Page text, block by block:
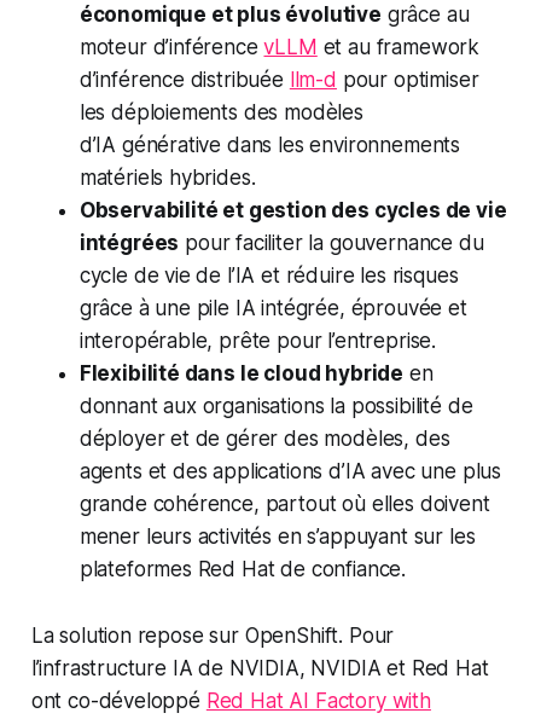
économique et plus évolutive grâce au
moteur d’inférencevLLM et au framework
d’inférence distribuée llm-d pour optimiser
les déploiements des modèles
d’IA générative dans les environnements
matériels hybrides.
Observabilité et gestion des cycles de vie
intégrées pour faciliter la gouvernance du
cycle de vie de l’IA et réduire les risques
grâce à une pile IA intégrée, éprouvée et
interopérable, prête pour l’entreprise.
Flexibilité dans le cloud hybride en
donnant aux organisations la possibilité de
déployer et de gérer des modèles, des
agents et des applications d’IA avec une plus
grande cohérence, partout où elles doivent
mener leurs activités en s’appuyant sur les
plateformes Red Hat de confiance.
La solution repose sur OpenShift. Pour
l’infrastructure IA de NVIDIA, NVIDIA et Red Hat
ont co-développé Red Hat AI Factory with